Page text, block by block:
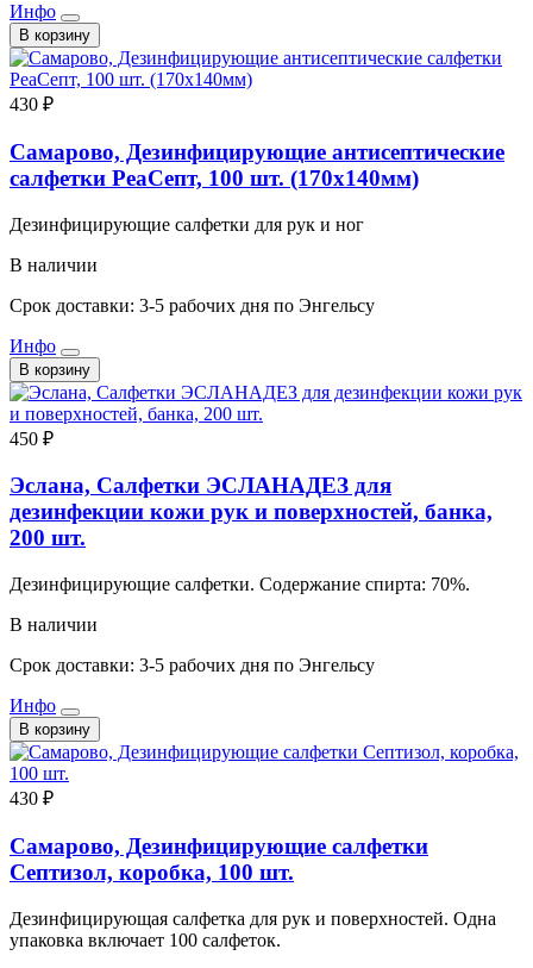
Инфо
В корзину
430 ₽
Самарово, Дезинфицирующие антисептические
салфетки РеаСепт, 100 шт. (170x140мм)
Дезинфицирующие салфетки для рук и ног
В наличии
Срок доставки: 3-5 рабочих дня по Энгельсу
Инфо
В корзину
450 ₽
Эслана, Салфетки ЭСЛАНАДЕЗ для
дезинфекции кожи рук и поверхностей, банка,
200 шт.
Дезинфицирующие салфетки. Содержание спирта: 70%.
В наличии
Срок доставки: 3-5 рабочих дня по Энгельсу
Инфо
В корзину
430 ₽
Самарово, Дезинфицирующие салфетки
Септизол, коробка, 100 шт.
Дезинфицирующая салфетка для рук и поверхностей. Одна
упаковка включает 100 салфеток.